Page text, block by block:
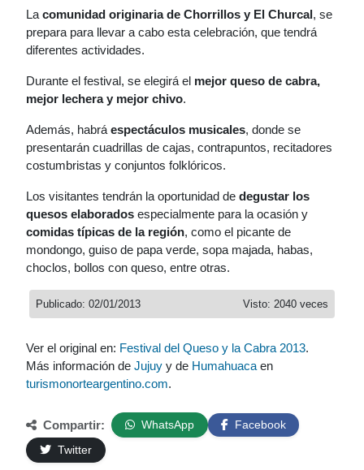
La comunidad originaria de Chorrillos y El Churcal, se
prepara para llevar a cabo esta celebración, que tendrá
diferentes actividades.
Durante el festival, se elegirá el mejor queso de cabra,
mejor lechera y mejor chivo.
Además, habrá espectáculos musicales, donde se
presentarán cuadrillas de cajas, contrapuntos, recitadores
costumbristas y conjuntos folklóricos.
Los visitantes tendrán la oportunidad de degustar los
quesos elaborados especialmente para la ocasión y
comidas típicas de la región, como el picante de
mondongo, guiso de papa verde, sopa majada, habas,
choclos, bollos con queso, entre otras.
Visto: 2040 veces
Publicado: 02/01/2013
Ver el original en: Festival del Queso y la Cabra 2013.
Más información de Jujuy y de Humahuaca en
turismonorteargentino.com.
Compartir: WhatsApp
Facebook
Twitter